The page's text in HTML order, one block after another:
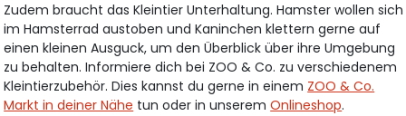
Zudem braucht das Kleintier Unterhaltung. Hamster wollen sich
im Hamsterrad austoben und Kaninchen klettern gerne auf
einen kleinen Ausguck, um den Überblick über ihre Umgebung
zu behalten. Informiere dich bei ZOO & Co. zu verschiedenem
Kleintierzubehör. Dies kannst du gerne in einem ZOO & Co.
Markt in deiner Nähe tun oder in unseremOnlineshop.